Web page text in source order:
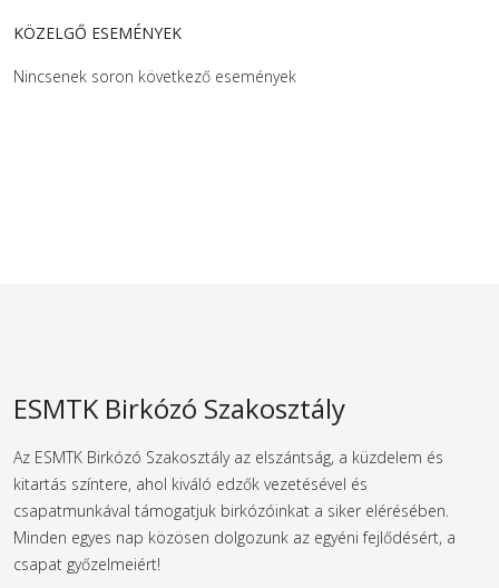
KÖZELGŐ ESEMÉNYEK
Nincsenek soron következő események
ESMTK Birkózó Szakosztály
Az ESMTK Birkózó Szakosztály az elszántság, a küzdelem és
kitartás színtere, ahol kiváló edzők vezetésével és
csapatmunkával támogatjuk birkózóinkat a siker elérésében.
Minden egyes nap közösen dolgozunk az egyéni fejlődésért, a
csapat győzelmeiért!